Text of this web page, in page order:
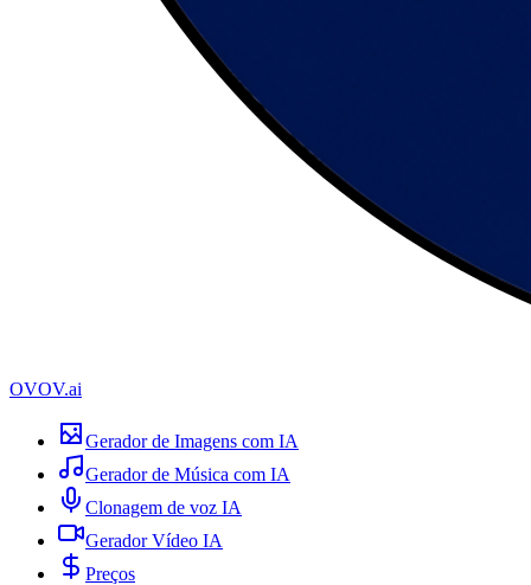
OVOV.ai
Gerador de Imagens com IA
Gerador de Música com IA
Clonagem de voz IA
Gerador Vídeo IA
Preços